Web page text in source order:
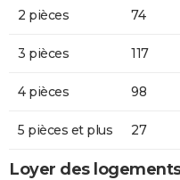
2 pièces 74
3 pièces 117
4 pièces 98
5 pièces et plus 27
Loyer des